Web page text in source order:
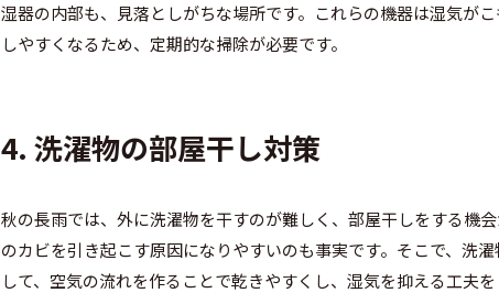
湿器の内部も、見落としがちな場所です。これらの機器は湿気が
しやすくなるため、定期的な掃除が必要です。
4. 洗濯物の部屋干し対策
秋の長雨では、外に洗濯物を干すのが難しく、部屋干しをする機
のカビを引き起こす原因になりやすいのも事実です。そこで、洗
して、空気の流れを作ることで乾きやすくし、湿気を抑える工夫を